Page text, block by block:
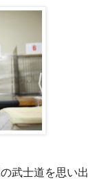
武士道を思い出